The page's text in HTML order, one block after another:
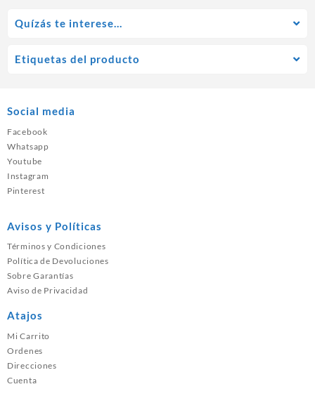
Quízás te interese…
Etiquetas del producto
Social media
Facebook
Whatsapp
Youtube
Instagram
Pinterest
Avisos y Políticas
Términos y Condiciones
Política de Devoluciones
Sobre Garantías
Aviso de Privacidad
Atajos
Mi Carrito
Ordenes
Direcciones
Cuenta